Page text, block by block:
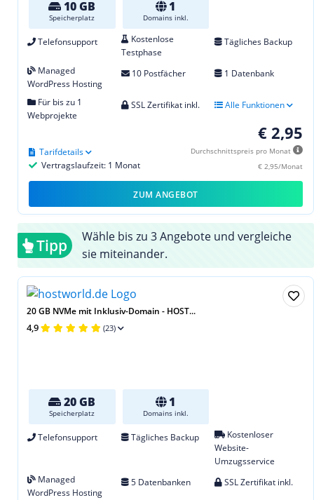
10 GB
Speicherplatz
1
Domains inkl.
Telefonsupport
Kostenlose
Testphase
Tägliches Backup
Managed
WordPress Hosting
10 Postfächer 1 Datenbank
Für bis zu 1
Webprojekte
SSL Zertifikat inkl. Alle Funktionen
€ 2,95
Durchschnittspreis pro Monat
€ 2,95/Monat
Vertragslaufzeit: 1 Monat
Tarifdetails
ZUM ANGEBOT
Tipp
Wähle bis zu 3 Angebote und vergleiche
sie miteinander.
20 GB NVMe mit Inklusiv-Domain - HOST...
4,9 (23)
20 GB
Speicherplatz
1
Domains inkl.
Telefonsupport Tägliches Backup
Kostenloser
Website-
Umzugsservice
Managed
WordPress Hosting
5 Datenbanken SSL Zertifikat inkl.